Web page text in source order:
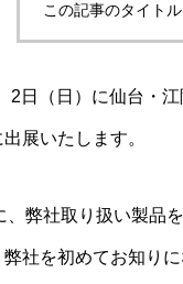
この記事のタイト
2日（日）に仙台・
展いたします。
弊社取り扱い製品
社を初めてお知り